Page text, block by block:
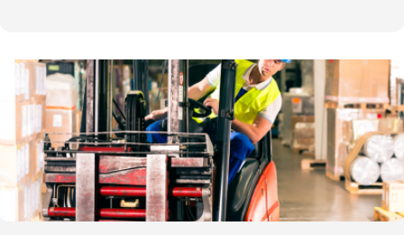
безопасное будущее вашей компании!